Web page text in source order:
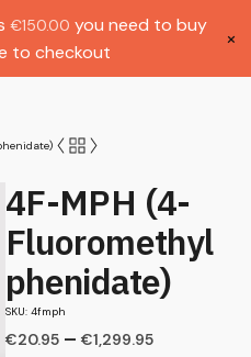
4F-MPH (4-
Fluoromethyl
phenidate)
SKU: 4fmph
€20.95 – €1,299.95
€150.00 you need to buy
to checkout
×